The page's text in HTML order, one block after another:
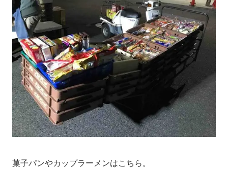
菓子パンやカップラーメンはこちら。